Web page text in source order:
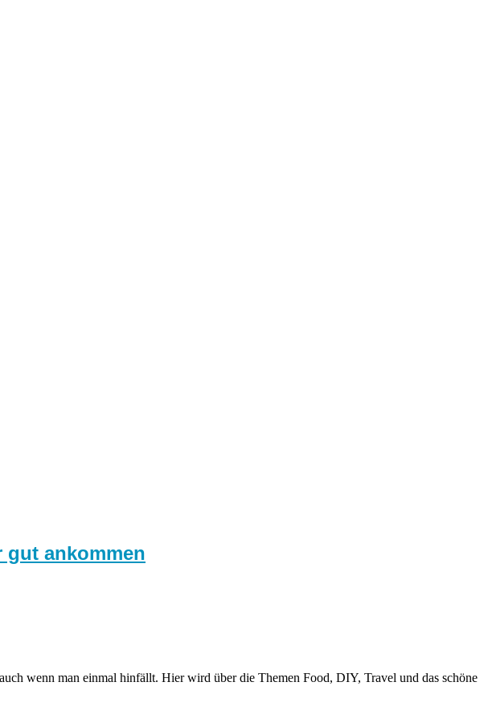
gut ankommen
wenn man einmal hinfällt. Hier wird über die Themen Food, DIY, Travel und das schöne